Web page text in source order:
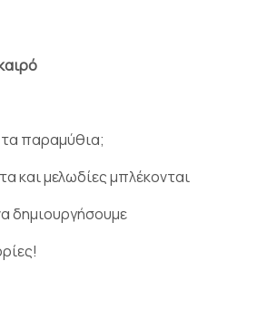
παραμύθια;
και μελωδίες μπλέκονται
δημιουργήσουμε